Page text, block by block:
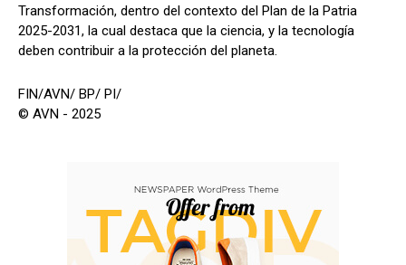
Transformación, dentro del contexto del Plan de la Patria
2025-2031, la cual destaca que la ciencia, y la tecnología
deben contribuir a la protección del planeta.
FIN/AVN/ BP/ PI/
© AVN - 2025